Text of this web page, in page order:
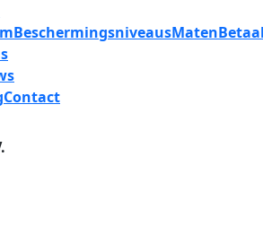
BeschermingsniveausMaten
Contact